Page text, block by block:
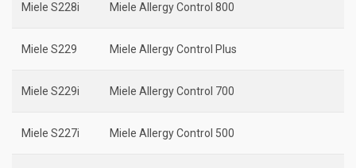
Miele S228i Miele Allergy Control 800
Miele S229 Miele Allergy Control Plus
Miele S229i Miele Allergy Control 700
Miele S227i Miele Allergy Control 500